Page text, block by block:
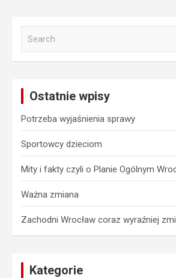
Ostatnie wpisy
Potrzeba wyjaśnienia sprawy
Sportowcy dzieciom
Mity i fakty czyli o Planie Ogólnym
Ważna zmiana
Zachodni Wrocław coraz wyraźniej
Kategorie